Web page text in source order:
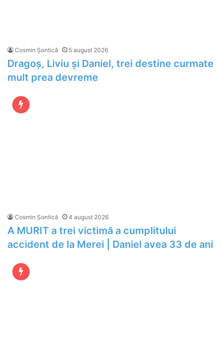
Cosmin Șontică 5 august 2026
Dragoș, Liviu și Daniel, trei destine curmate
mult prea devreme
Cosmin Șontică 4 august 2026
A MURIT a trei victimă a cumplitului
accident de la Merei | Daniel avea 33 de ani